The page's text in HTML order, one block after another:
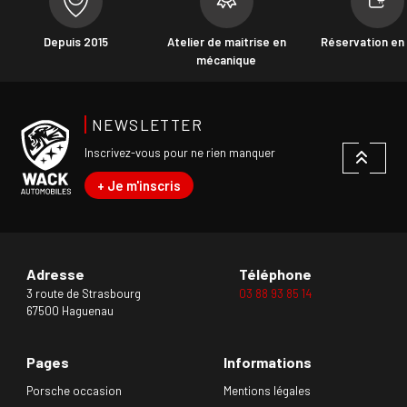
Depuis 2015
Atelier de maitrise en
mécanique
Réservation en
NEWSLETTER
Inscrivez-vous pour ne rien manquer
+ Je m'inscris
Adresse
3 route de Strasbourg
67500 Haguenau
Téléphone
03 88 93 85 14
Pages
Porsche occasion
Informations
Mentions légales